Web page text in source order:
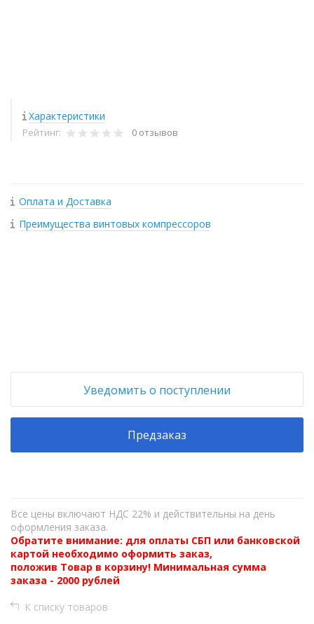
Характеристики
Рейтинг: 0 отзывов
Оплата и Доставка
Преимущества винтовых компрессоров
Уведомить о поступлении
Предзаказ
Все цены включают НДС 22% и действительны на день
оформления заказа.
Обратите внимание: для оплаты СБП или банковской
картой необходимо оформить заказ,
положив Товар в корзину! Минимальная сумма
заказа - 2000 рублей
К списку товаров